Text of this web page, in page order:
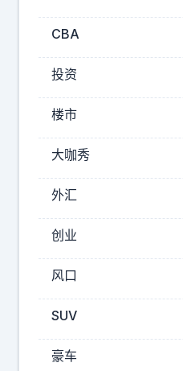
2026-
13:07
城
中
村
日
与
夜
招
聘
站
标
签
CBA
投资
楼市
大咖秀
外汇
创业
风口
SUV
豪车